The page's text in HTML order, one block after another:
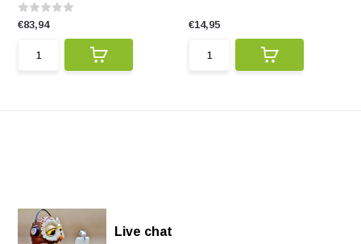
€83,94 €14,95
Live chat